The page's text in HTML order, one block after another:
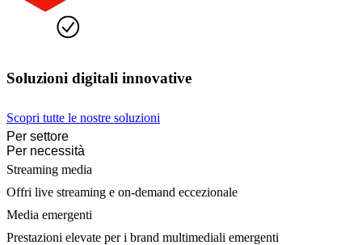
Soluzioni digitali innovative
Scopri tutte le nostre soluzioni
Per settore
Per necessità
Streaming media
Offri live streaming e on-demand eccezionale
Media emergenti
Prestazioni elevate per i brand multimediali emergenti